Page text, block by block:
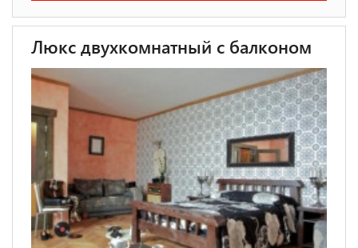
Люкс двухкомнатный с балконом